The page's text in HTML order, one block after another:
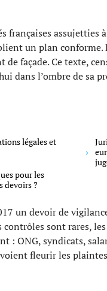
françaises
un plan conforme.
de façade. Ce texte,
dans l’ombre de sa
légales et
pour les
devoirs ?
un devoir de
contrôles sont rares,
: ONG, syndicats,
fleurir les